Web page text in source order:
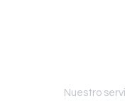
Nuestro